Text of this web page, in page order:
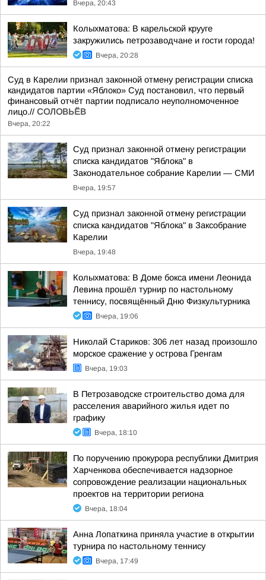
Вчера, 20:43
Колыхматова: В карельской крууге
закружились петрозаводчане и гости города!
Вчера, 20:28
Суд в Карелии признал законной отмену регистрации списка
кандидатов партии «Яблоко» Суд постановил, что первый
финансовый отчёт партии подписало неуполномоченное
лицо.// СОЛОВЬЁВ
Вчера, 20:22
Суд признал законной отмену регистрации
списка кандидатов "Яблока" в
Законодательное собрание Карелии — СМИ
Вчера, 19:57
Суд признал законной отмену регистрации
списка кандидатов "Яблока" в Заксобрание
Карелии
Вчера, 19:48
Колыхматова: В Доме бокса имени Леонида
Левина прошёл турнир по настольному
теннису, посвящённый Дню Физкультурника
Вчера, 19:06
Николай Стариков: 306 лет назад произошло
морское сражение у острова Гренгам
Вчера, 19:03
В Петрозаводске строительство дома для
расселения аварийного жилья идет по
графику
Вчера, 18:10
По поручению прокурора республики Дмитрия
Харченкова обеспечивается надзорное
сопровождение реализации национальных
проектов на территории региона
Вчера, 18:04
Анна Лопаткина приняла участие в открытии
турнира по настольному теннису
Вчера, 17:49